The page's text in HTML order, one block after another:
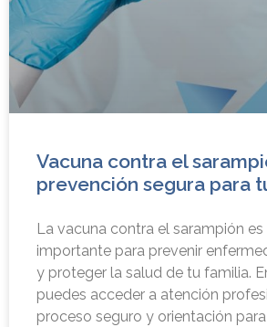
Vacuna contra el
prevención segura para
La vacuna contra el sarampión
importante para prevenir
y proteger la salud de tu familia.
puedes acceder a atención
proceso seguro y orientación